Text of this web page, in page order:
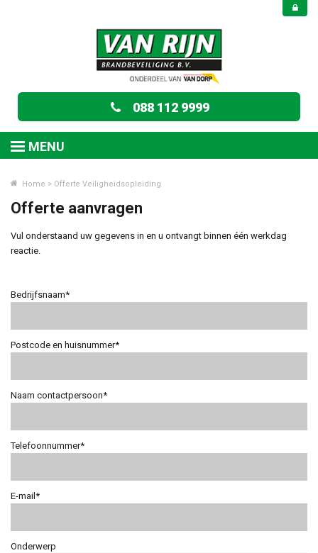
088 112 9999
MENU
Home > Offerte Veiligheidsopleiding
Offerte aanvragen
Vul onderstaand uw gegevens in en u ontvangt binnen één werkdag
reactie.
Bedrijfsnaam*
Postcode en huisnummer*
Naam contactpersoon*
Telefoonnummer*
E-mail*
Onderwerp